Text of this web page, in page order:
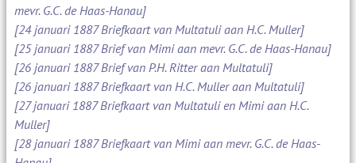
mevr. G.C. de Haas-Hanau]
[24 januari 1887 Briefkaart van Multatuli aan H.C. Muller]
[25 januari 1887 Brief van Mimi aan mevr. G.C. de Haas-Hanau]
[26 januari 1887 Brief van P.H. Ritter aan Multatuli]
[26 januari 1887 Briefkaart van H.C. Muller aan Multatuli]
[27 januari 1887 Briefkaart van Multatuli en Mimi aan H.C.
Muller]
[28 januari 1887 Briefkaart van Mimi aan mevr. G.C. de Haas-